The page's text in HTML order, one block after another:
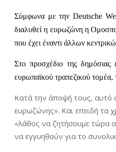
Σύμφωνα με την Deutsche
διαλυθεί η ευρωζώνη η
που έχει έναντι άλλων
Στο προσχέδιο της δημόσιας
ευρωπαϊκού τραπεζικού τομέα,
Κατά την άποψή τους, αυτό
ευρωζώνης». Και επειδή τα
«λάθος να ζητήσουμε τώρα
να εγγυηθούν για το